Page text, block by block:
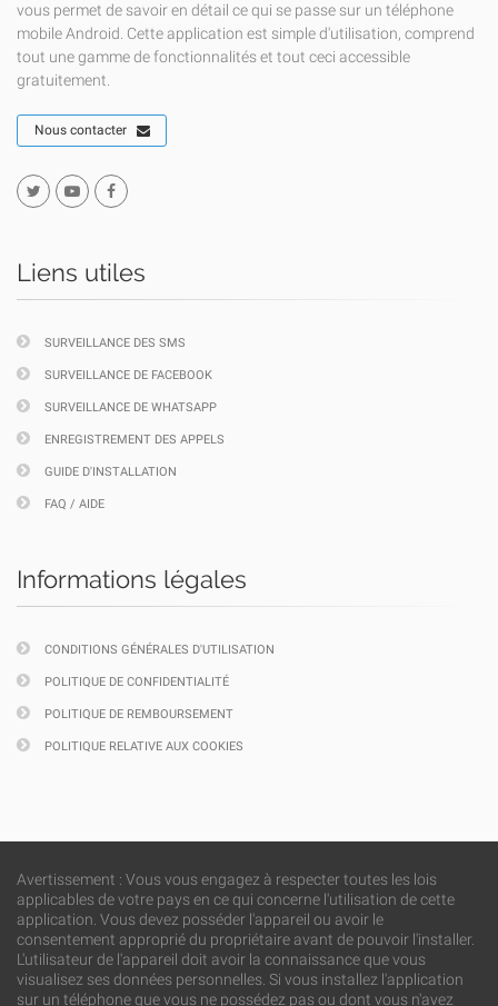
vous permet de savoir en détail ce qui se passe sur un téléphone
mobile Android. Cette application est simple d'utilisation, comprend
tout une gamme de fonctionnalités et tout ceci accessible
gratuitement.
Nous contacter
Liens utiles
SURVEILLANCE DES SMS
SURVEILLANCE DE FACEBOOK
SURVEILLANCE DE WHATSAPP
ENREGISTREMENT DES APPELS
GUIDE D'INSTALLATION
FAQ / AIDE
Informations légales
CONDITIONS GÉNÉRALES D'UTILISATION
POLITIQUE DE CONFIDENTIALITÉ
POLITIQUE DE REMBOURSEMENT
POLITIQUE RELATIVE AUX COOKIES
Avertissement : Vous vous engagez à respecter toutes les lois
applicables de votre pays en ce qui concerne l'utilisation de cette
application. Vous devez posséder l'appareil ou avoir le
consentement approprié du propriétaire avant de pouvoir l'installer.
L'utilisateur de l'appareil doit avoir la connaissance que vous
visualisez ses données personnelles. Si vous installez l'application
sur un téléphone que vous ne possédez pas ou dont vous n'avez